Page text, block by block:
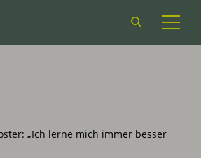
Suchformular
öffnen
„Ich lerne mich immer besser